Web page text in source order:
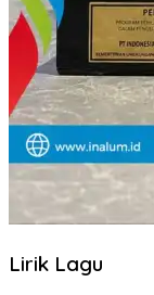
Lirik Lagu